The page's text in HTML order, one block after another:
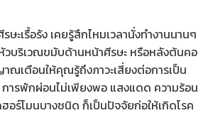
ษะเรื้อรัง เคยรู้สึกไหมเวลานั่งทำงานนานๆ
วบริเวณขมับด้านหน้าศีรษะ หรือหลังต้นคอ
เตือนให้คุณรู้ถึงภาวะเสี่ยงต่อการเป็น
การพักผ่อนไม่เพียงพอ แสงแดด ความร้อน
อร์โมนบางชนิด ก็เป็นปัจจัยก่อให้เกิดโรค